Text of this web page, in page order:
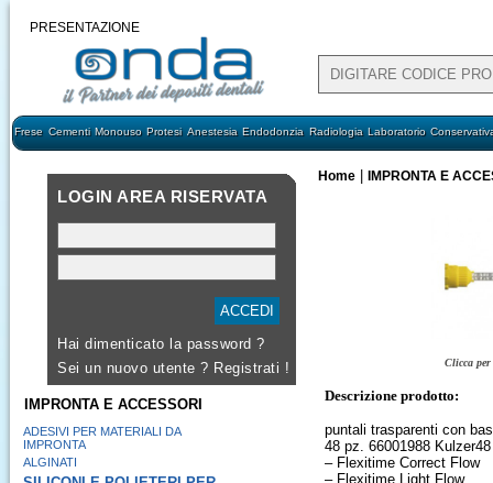
PRESENTAZIONE
Frese Cementi Monouso Protesi Anestesia Endodonzia Radiologia Laboratorio
LOGIN AREA RISERVATA
Hai dimenticato la password ?
Sei un nuovo utente ? Registrati !
IMPRONTA E ACCESSORI
ADESIVI PER MATERIALI DA
IMPRONTA
ALGINATI
Home IMPRONTA E
Clicca
Descrizione prodotto:
puntali trasparenti con
48 pz. 66001988
– Flexitime Correct Flow
– Flexitime Light Flow